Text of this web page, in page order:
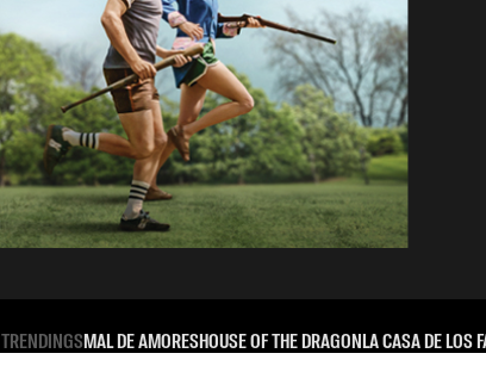
TRENDINGSMAL DE AMORESHOUSE OF THE DRAGONLA CASA DE LOS